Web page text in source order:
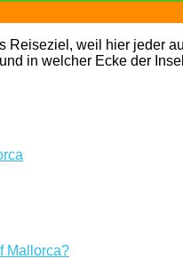
Reiseziel, weil hier jeder
in welcher Ecke der
Mallorca?